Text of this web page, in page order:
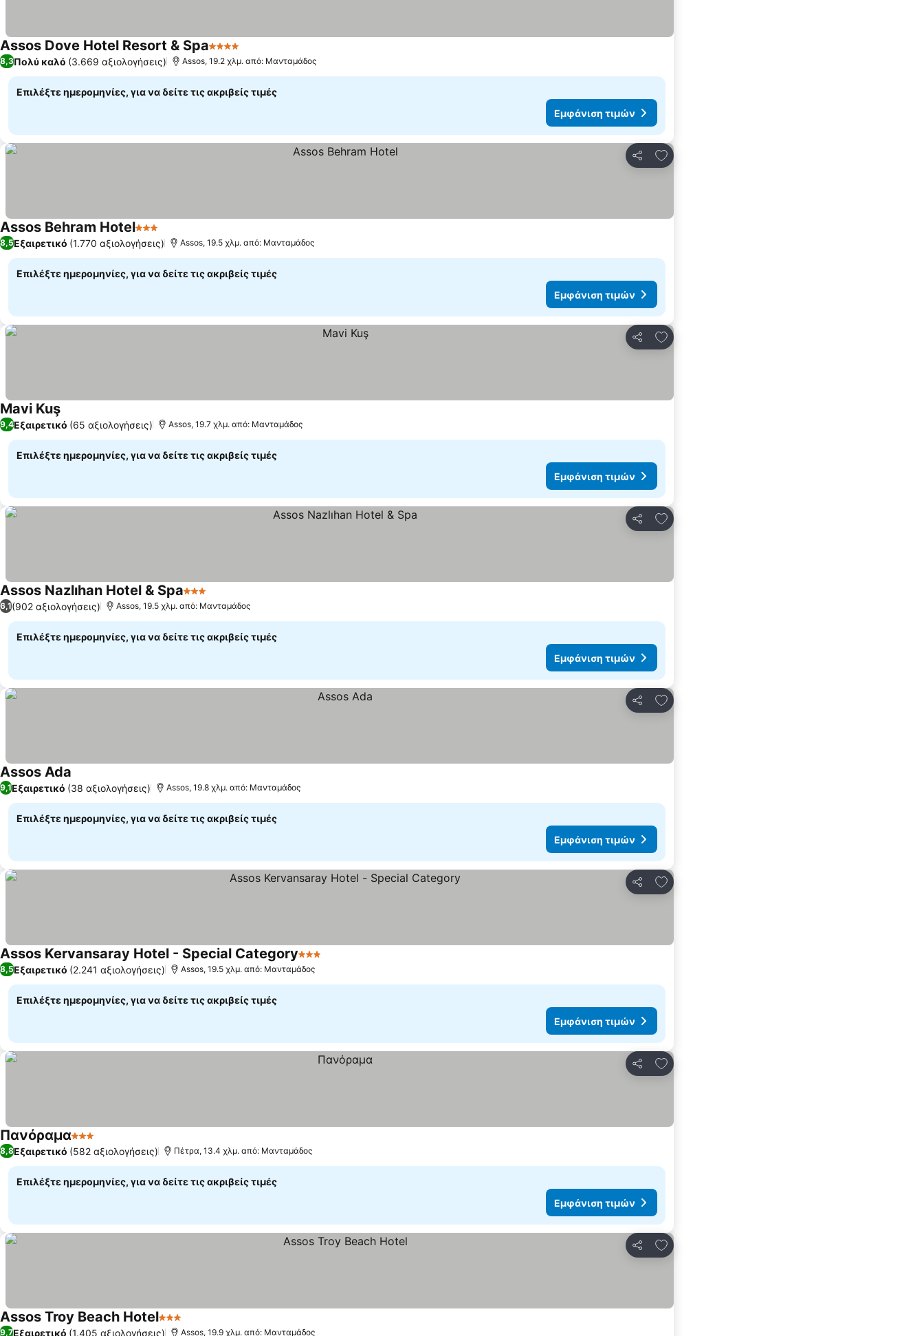
Assos Dove Hotel Resort & Spa4 Αστέρια
8,3Πολύ καλό (3.669 αξιολογήσεις) Assos, 19.2 χλμ. από: Μανταμάδος
Επιλέξτε ημερομηνίες, για να δείτε τις ακριβείς τιμές
Εμφάνιση τιμών
Κοινοποίηση
Προσθήκη στα αγαπημένα
Assos Behram Hotel3 Αστέρια
8,5Εξαιρετικό (1.770 αξιολογήσεις) Assos, 19.5 χλμ. από: Μανταμάδος
Επιλέξτε ημερομηνίες, για να δείτε τις ακριβείς τιμές
Εμφάνιση τιμών
Κοινοποίηση
Προσθήκη στα αγαπημένα
Mavi Kuş
9,4Εξαιρετικό (65 αξιολογήσεις) Assos, 19.7 χλμ. από: Μανταμάδος
Επιλέξτε ημερομηνίες, για να δείτε τις ακριβείς τιμές
Εμφάνιση τιμών
Κοινοποίηση
Προσθήκη στα αγαπημένα
Assos Nazlıhan Hotel & Spa3 Αστέρια
6,1(902 αξιολογήσεις) Assos, 19.5 χλμ. από: Μανταμάδος
Επιλέξτε ημερομηνίες, για να δείτε τις ακριβείς τιμές
Εμφάνιση τιμών
Κοινοποίηση
Προσθήκη στα αγαπημένα
Assos Ada
9,1Εξαιρετικό (38 αξιολογήσεις) Assos, 19.8 χλμ. από: Μανταμάδος
Επιλέξτε ημερομηνίες, για να δείτε τις ακριβείς τιμές
Εμφάνιση τιμών
Κοινοποίηση
Προσθήκη στα αγαπημένα
Assos Kervansaray Hotel - Special Category3 Αστέρια
8,5Εξαιρετικό (2.241 αξιολογήσεις) Assos, 19.5 χλμ. από: Μανταμάδος
Επιλέξτε ημερομηνίες, για να δείτε τις ακριβείς τιμές
Εμφάνιση τιμών
Κοινοποίηση
Προσθήκη στα αγαπημένα
Πανόραμα3 Αστέρια
8,8Εξαιρετικό (582 αξιολογήσεις) Πέτρα, 13.4 χλμ. από: Μανταμάδος
Επιλέξτε ημερομηνίες, για να δείτε τις ακριβείς τιμές
Εμφάνιση τιμών
Κοινοποίηση
Προσθήκη στα αγαπημένα
Assos Troy Beach Hotel3 Αστέρια
9,7Εξαιρετικό (1.405 αξιολογήσεις) Assos, 19.9 χλμ. από: Μανταμάδος